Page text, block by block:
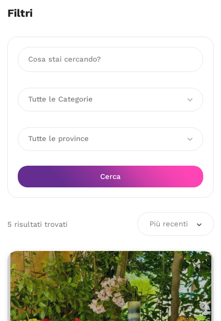
Filtri
Tutte le Categorie
Tutte le province
Cerca
5 risultati trovati Più recenti